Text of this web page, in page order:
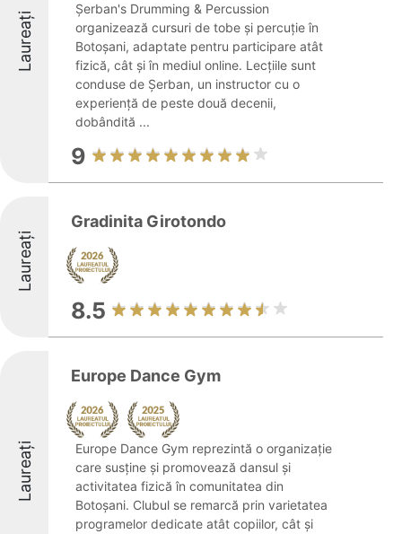
Laureați
Șerban's Drumming & Percussion
organizează cursuri de tobe și percuție în
Botoșani, adaptate pentru participare atât
fizică, cât și în mediul online. Lecțiile sunt
conduse de Șerban, un instructor cu o
experiență de peste două decenii,
dobândită ...
9
Laureați
Gradinita Girotondo
8.5
Laureați
Europe Dance Gym
Europe Dance Gym reprezintă o organizație
care susține și promovează dansul și
activitatea fizică în comunitatea din
Botoșani. Clubul se remarcă prin varietatea
programelor dedicate atât copiilor, cât și